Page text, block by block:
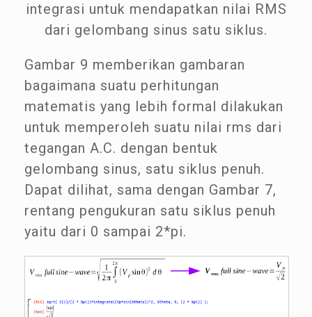
integrasi untuk mendapatkan nilai RMS
dari gelombang sinus satu siklus.
Gambar 9 memberikan gambaran
bagaimana suatu perhitungan
matematis yang lebih formal dilakukan
untuk memperoleh suatu nilai rms dari
tegangan A.C. dengan bentuk
gelombang sinus, satu siklus penuh.
Dapat dilihat, sama dengan Gambar 7,
rentang pengukuran satu siklus penuh
yaitu dari 0 sampai 2*pi.